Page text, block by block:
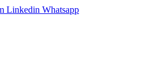
Linkedin Whatsapp